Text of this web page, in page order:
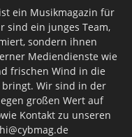
ein Musikmagazin für
sind ein junges Team,
sondern ihnen
Mediendienste wie
frischen Wind in die
Wir sind in der
großen Wert auf
Kontakt zu unseren